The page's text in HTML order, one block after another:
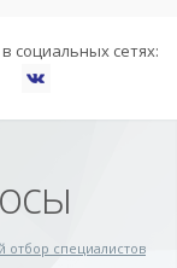
социальных сетях:
отбор специалистов